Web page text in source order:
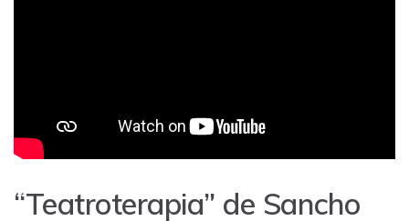
“Teatroterapia” de Sancho